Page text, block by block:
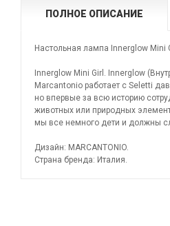
ПОЛНОЕ ОПИСАНИЕ
Настольная лампа Innerglow Mini
Innerglow Mini Girl. Innerglow
Marcantonio работает с Seletti
но впервые за всю историю
животных или природных
мы все немного дети и должны
Дизайн: MARCANTONIO.
Страна бренда: Италия.